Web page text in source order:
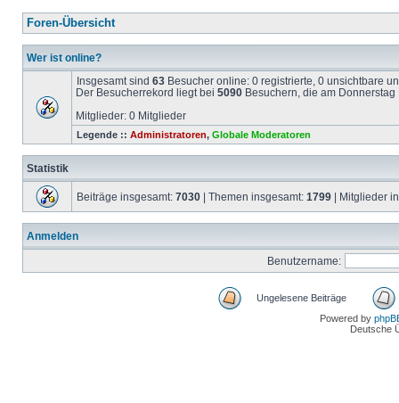
Foren-Übersicht
Wer ist online?
Insgesamt sind 63 Besucher online: 0 registrierte, 0 unsichtbare
Der Besucherrekord liegt bei 5090 Besuchern, die am
Mitglieder: 0 Mitglieder
Legende :: Administratoren, Globale Moderatoren
Statistik
Beiträge insgesamt: 7030 | Themen insgesamt: 1799 | Mitglieder
Anmelden
Benutzername:
Ungelesene Beiträge
Powered by
Deutsche